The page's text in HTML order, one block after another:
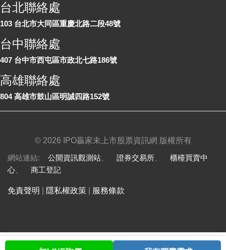
台北聯絡處
103 台北市大同區重慶北路二段48號
台中聯絡處
407 台中市西屯區市政北七路186號
高雄聯絡處
804 高雄市鼓山區明誠四路152號
© 2026 IPO贏家未上市股票資訊網 版權所有
網站連結: 公開資訊觀測站 證券交易所
櫃檯買賣中
心
商工登記
免責聲明 隱私權政策 服務條款